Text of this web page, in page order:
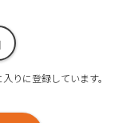
りに登録しています。